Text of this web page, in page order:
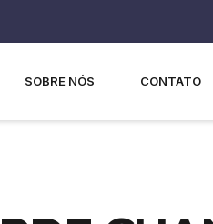
SOBRE NÓS CONTATO